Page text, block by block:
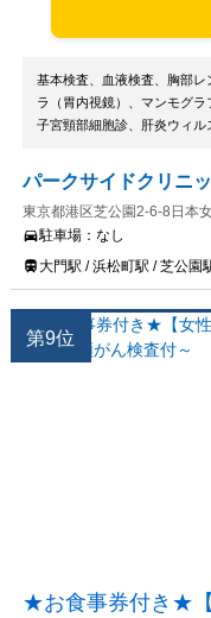
基本検査、血液検査、胸部
ラ（胃内視鏡）、マンモグラ
子宮頸部細胞診、肝炎ウィル
パークサイドクリニ
東京都港区芝公園2-6-8日本
駐車場： なし
大門駅 / 浜松町駅 / 芝公園
第9位
★お食事券付き★【